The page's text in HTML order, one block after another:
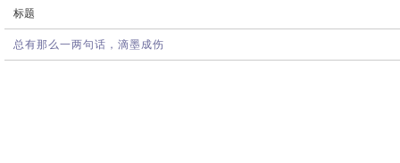
标题
总有那么一两句话，滴墨成伤